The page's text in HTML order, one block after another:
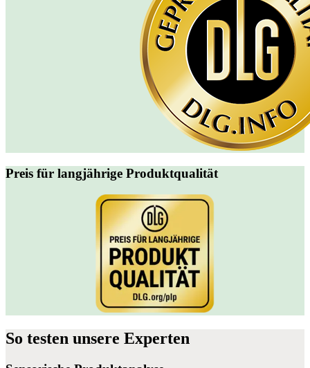
Preis für langjährige Produktqualität
So testen unsere Experten